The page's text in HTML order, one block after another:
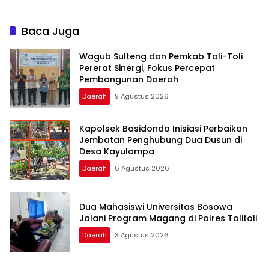
Baca Juga
Wagub Sulteng dan Pemkab Toli-Toli
Pererat Sinergi, Fokus Percepat
Pembangunan Daerah
Daerah 9 Agustus 2026
Kapolsek Basidondo Inisiasi Perbaikan
Jembatan Penghubung Dua Dusun di
Desa Kayulompa
Daerah 6 Agustus 2026
Dua Mahasiswi Universitas Bosowa
Jalani Program Magang di Polres Tolitoli
Daerah 3 Agustus 2026